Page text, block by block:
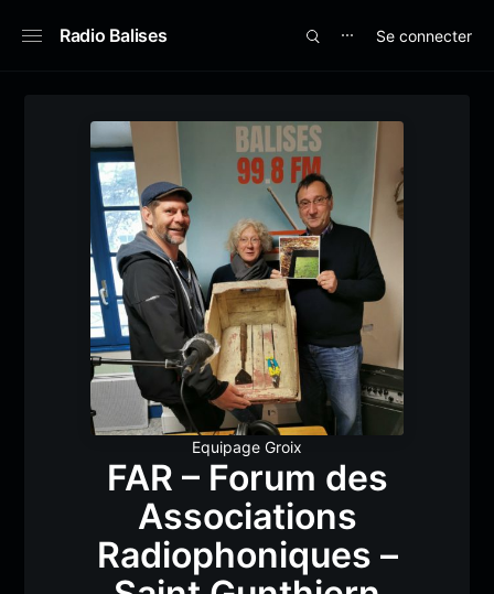
Radio Balises ⋯ Se connecter
Equipage Groix
FAR – Forum des
Associations
Radiophoniques –